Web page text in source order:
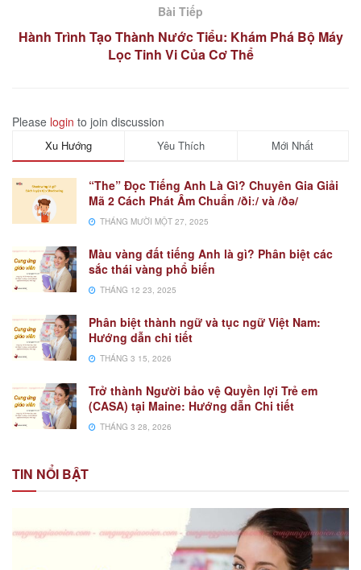
Bài Tiếp
Hành Trình Tạo Thành Nước Tiểu: Khám Phá Bộ Máy
Lọc Tinh Vi Của Cơ Thể
Please login to join discussion
Xu Hướng Yêu Thích Mới Nhất
“The” Đọc Tiếng Anh Là Gì? Chuyên Gia Giải
Mã 2 Cách Phát Âm Chuẩn /ðiː/ và /ðə/
THÁNG MƯỜI MỘT 27, 2025
Màu vàng đất tiếng Anh là gì? Phân biệt các
sắc thái vàng phổ biến
THÁNG 12 23, 2025
Phân biệt thành ngữ và tục ngữ Việt Nam:
Hướng dẫn chi tiết
THÁNG 3 15, 2026
Trở thành Người bảo vệ Quyền lợi Trẻ em
(CASA) tại Maine: Hướng dẫn Chi tiết
THÁNG 3 28, 2026
TIN NỔI BẬT